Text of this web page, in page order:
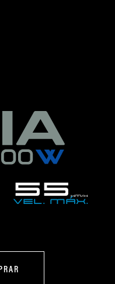
55 km/h
Vel. MÁX.